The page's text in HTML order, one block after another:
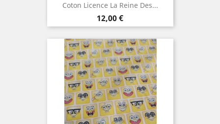
Coton Licence La Reine Des...
Prix
12,00 €